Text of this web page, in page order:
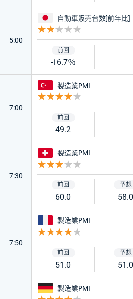
5:00
日本
自動車販売台数[前年比]
-16.7％
7:00
トルコ
製造業PMI
49.2
7:30
スイス
製造業PMI
60.0 58.0
7:50
フランス
製造業PMI
51.0 51.0
ドイツ
製造業PMI